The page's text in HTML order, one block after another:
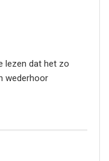
lezen dat het zo
wederhoor